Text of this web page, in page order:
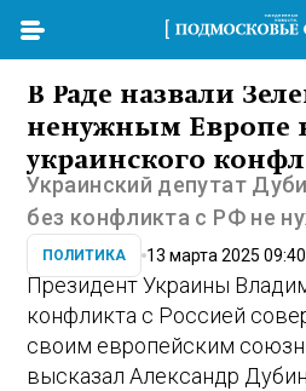
В Раде назвали
ненужным Европе
украинского
Украинский депутат
без конфликта с РФ не
ПОЛИТИКА 13 марта 2025 09:40
Президент Украины
конфликта с Россией
своим европейским
высказал Александр